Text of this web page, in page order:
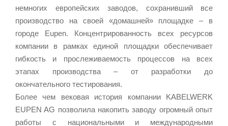
немногих европейских заводов, сохранивший все
производство на своей «домашней» площадке – в
городе Eupen. Концентрированность всех ресурсов
компании в рамках единой площадки обеспечивает
гибкость и прослеживаемость процессов на всех
этапах производства – от разработки до
окончательного тестирования.
Более чем вековая история компании KABELWERK
EUPEN AG позволила накопить заводу огромный опыт
работы с национальными и международными